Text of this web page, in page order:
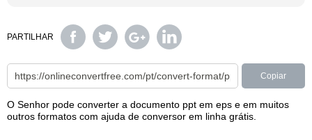
PARTILHAR
Copiar
O Senhor pode converter a documento ppt em eps e em muitos
outros formatos com ajuda de conversor em linha grátis.